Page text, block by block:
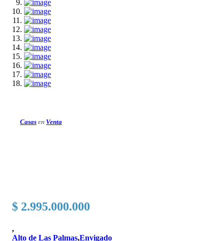
Casas en Venta
$ 2.995.000.000
,
Alto de Las Palmas,Envigado